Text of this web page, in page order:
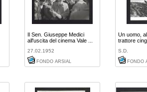
Il Sen. Giuseppe Medici
all'uscita del cinema Vale ...
27.02.1952
FONDO ARSIAL
Un uomo,
trattore
S.D.
FONDO